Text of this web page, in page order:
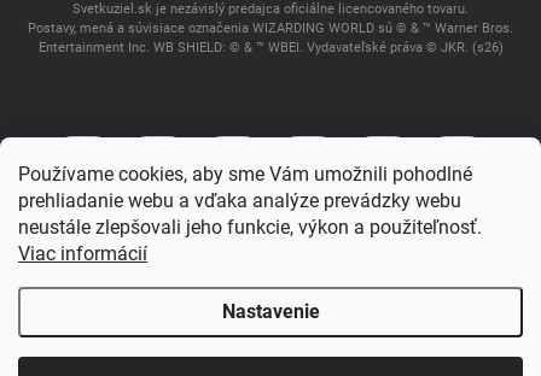
Používame cookies, aby sme Vám umožnili pohodlné
prehliadanie webu a vďaka analýze prevádzky webu
neustále zlepšovali jeho funkcie, výkon a použiteľnosť.
Viac informácií
Nastavenie
Svetkuziel.sk je nezávislý predajca oficiálne licencovaného tovaru.
Postavy, mená a súvisiace označenia WIZARDING WORLD sú © & ™ Warner Bros.
Entertainment Inc. WB SHIELD: © & ™ WBEI. Vydavateľské práva © JKR. (s26)
Vytvoril Shoptet
Svet Kúziel . Všetky práva vyhradené.